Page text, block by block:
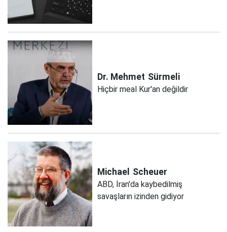
Dr. Mehmet Sürmeli
Hiçbir meal Kur'an değildir
Michael Scheuer
ABD, İran'da kaybedilmiş
savaşların izinden gidiyor